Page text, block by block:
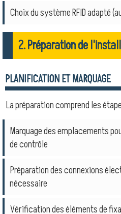
Choix du système RFID adapté
2. Préparation de
PLANIFICATION ET MARQUAGE
La préparation comprend les
Marquage des emplacements
de contrôle
Préparation des connexions
nécessaire
Vérification des éléments de